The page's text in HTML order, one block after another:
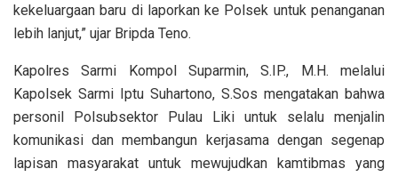
kekeluargaan baru di laporkan ke Polsek untuk penanganan
lebih lanjut,” ujar Bripda Teno.
Kapolres Sarmi Kompol Suparmin, S.IP., M.H. melalui
Kapolsek Sarmi Iptu Suhartono, S.Sos mengatakan bahwa
personil Polsubsektor Pulau Liki untuk selalu menjalin
komunikasi dan membangun kerjasama dengan segenap
lapisan masyarakat untuk mewujudkan kamtibmas yang